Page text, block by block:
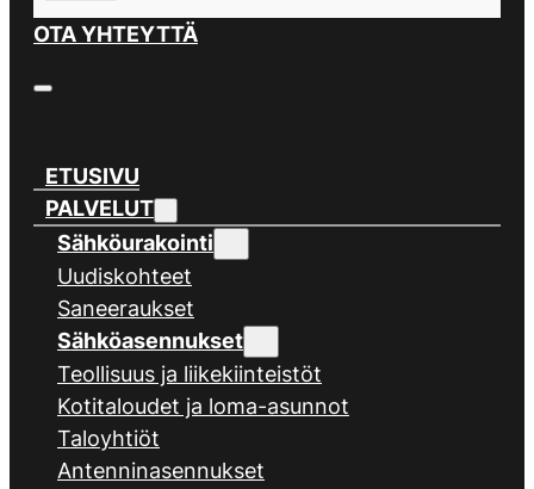
OTA YHTEYTTÄ
ETUSIVU
PALVELUT
Sähköurakointi
Uudiskohteet
Saneeraukset
Sähköasennukset
Teollisuus ja liikekiinteistöt
Kotitaloudet ja loma-asunnot
Taloyhtiöt
Antenninasennukset